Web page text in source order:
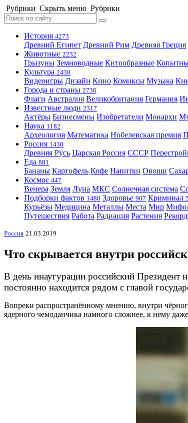
Рубрики Скрыть меню Рубрики
История 4273
Древний Египет Древний Рим Древняя Греция
Животные 2232
Грызуны Земноводные Китообразные
Культура 2438
Видеоигры Дизайн Кино Комиксы Музыка
Города и страны 2736
Флаги Австралия Великобритания Германия
Известные люди 2317
Актёры Бизнесмены Изобретатели Монархи
Наука 1182
Археология Математика Нобелевская премия
Россия 1430
Древняя Русь Царская Россия СССР
Еда 881
Бананы Картофель Кофе Напитки Овощи
Космос 447
Венера Земля Луна МКС Солнечная система
Подборки фактов 1488 Здоровье 907 Криминал
Курьёзы Медицина Металлы Места Мир
Путешествия Работа Радиация Растения
Россия 21.03.2019
Что скрывается внутри
В день инаугурации российский Президент
постоянно находится рядом с главой
Вопреки распространённому мнению, внутри
ядерного чемоданчика намного сложнее, к нему